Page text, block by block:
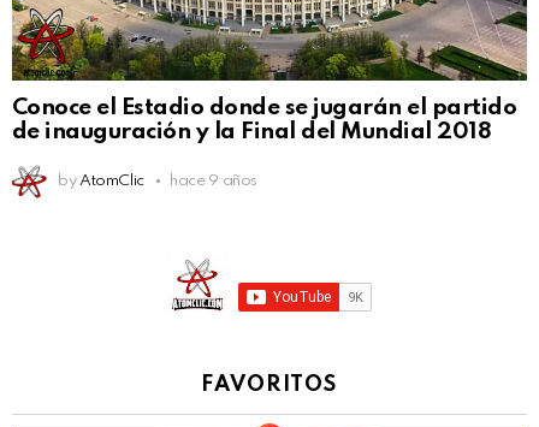
Conoce el Estadio donde se jugarán el partido
de inauguración y la Final del Mundial 2018
by AtomClic hace 9 años
FAVORITOS